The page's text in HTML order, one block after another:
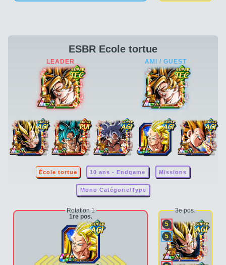
ESBR Ecole tortue
École tortue 10 ans - Endgame Missions
Mono Catégorie/Type
Rotation 1
1re pos.
2e pos.
3e pos.
5
5